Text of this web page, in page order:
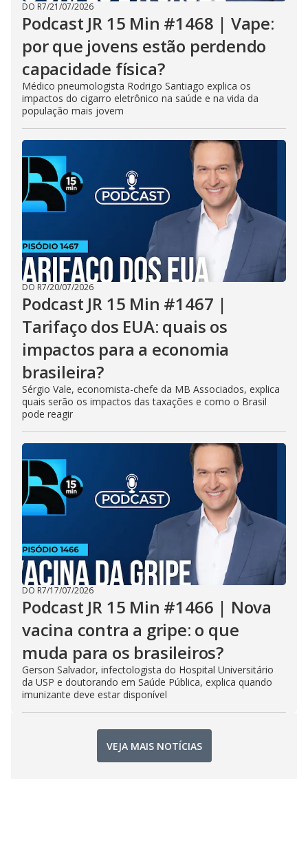
DO R7/21/07/2026
Podcast JR 15 Min #1468 | Vape:
por que jovens estão perdendo
capacidade física?
Médico pneumologista Rodrigo Santiago explica os
impactos do cigarro eletrônico na saúde e na vida da
população mais jovem
DO R7/20/07/2026
Podcast JR 15 Min #1467 |
Tarifaço dos EUA: quais os
impactos para a economia
brasileira?
Sérgio Vale, economista-chefe da MB Associados, explica
quais serão os impactos das taxações e como o Brasil
pode reagir
DO R7/17/07/2026
Podcast JR 15 Min #1466 | Nova
vacina contra a gripe: o que
muda para os brasileiros?
Gerson Salvador, infectologista do Hospital Universitário
da USP e doutorando em Saúde Pública, explica quando
imunizante deve estar disponível
VEJA MAIS NOTÍCIAS